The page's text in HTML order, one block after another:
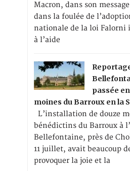
Macron, dans son
dans la foulée de
nationale de la loi
à l’aide
passée
moines du Barroux en la
L’installation de douze
bénédictins du Barroux à
Bellefontaine, près de
11 juillet, avait beaucoup
provoquer la joie et la